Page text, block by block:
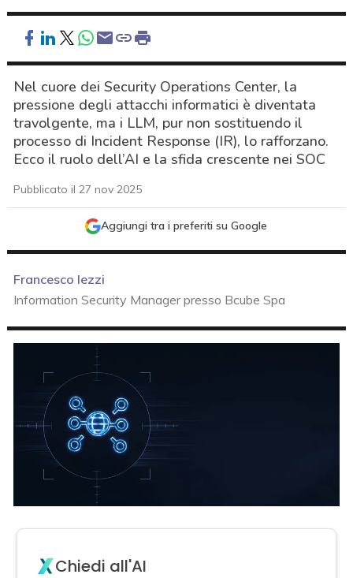
Nel cuore dei Security Operations Center, la
pressione degli attacchi informatici è diventata
travolgente, ma i LLM, pur non sostituendo il
processo di Incident Response (IR), lo rafforzano.
Ecco il ruolo dell’AI e la sfida crescente nei SOC
Pubblicato il 27 nov 2025
Aggiungi tra i preferiti su Google
Francesco Iezzi
Information Security Manager presso Bcube Spa
Chiedi all'AI